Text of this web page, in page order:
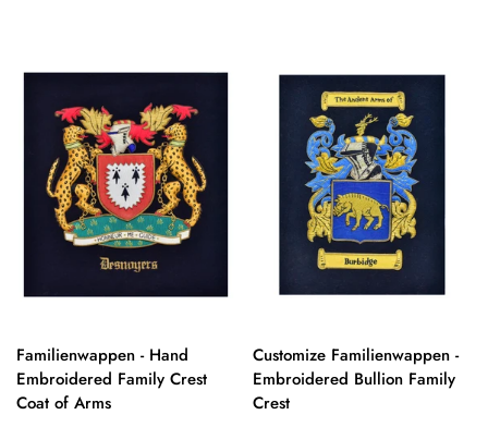
Familienwappen - Hand
Embroidered Family Crest
Coat of Arms
Customize Familienwappen -
Embroidered Bullion Family
Crest